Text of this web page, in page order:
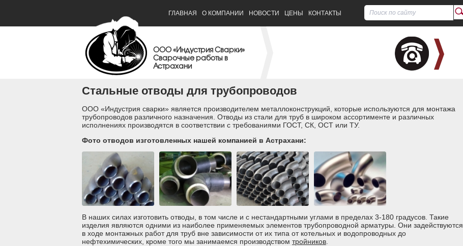
ГЛАВНАЯ О КОМПАНИИ НОВОСТИ ЦЕНЫ КОНТАКТЫ
ООО «Индустрия Сварки»
Сварочные работы в
Астрахани
Стальные отводы для трубопроводов
ООО «Индустрия сварки» является производителем металлоконструкций, которые используются для монтажа
трубопроводов различного назначения. Отводы из стали для труб в широком ассортименте и различных
исполнениях производятся в соответствии с требованиями ГОСТ, СК, ОСТ или ТУ.
Фото отводов изготовленных нашей компанией в Астрахани:
В наших силах изготовить отводы, в том числе и с нестандартными углами в пределах 3-180 градусов. Такие
изделия являются одними из наиболее применяемых элементов трубопроводной арматуры. Они задействуются
в ходе монтажных работ для труб вне зависимости от их типа от котельных и водопроводных до
нефтехимических, кроме того мы занимаемся производством тройников